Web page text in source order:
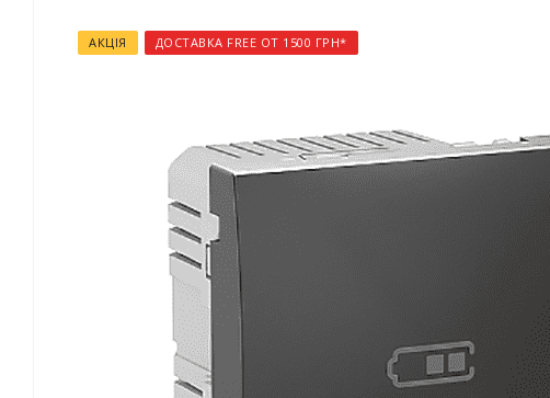
АКЦІЯ ДОСТАВКА FREE ОТ 1500 ГРН*